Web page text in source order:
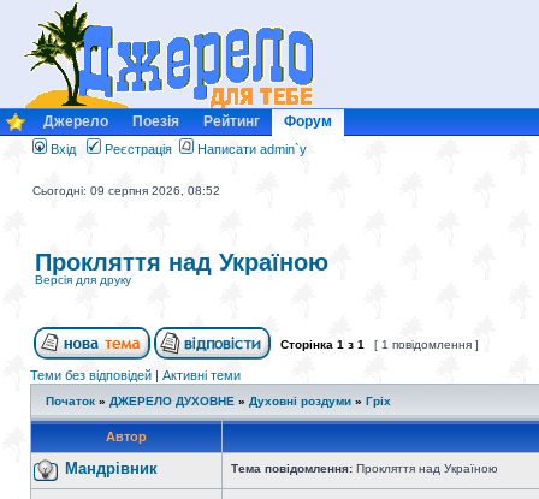
Джерело Поезія Рейтинг Форум
Вхід Реєстрація Написати admin`у
Сьогодні: 09 серпня 2026, 08:52
Прокляття над Україною
Версія для друку
Сторінка 1 з 1 [ 1 повідомлення ]
Теми без відповідей | Активні теми
Початок » ДЖЕРЕЛО ДУХОВНЕ » Духовні роздуми » Гріх
Автор
Мандрiвник Тема повідомлення: Прокляття над Україною